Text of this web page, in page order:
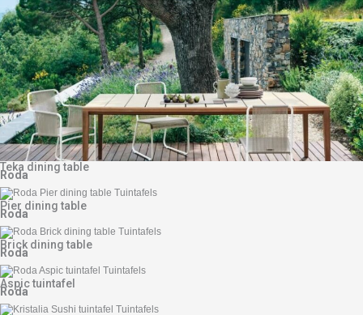
Teka dining table
Roda
Pier dining table
Roda
Brick dining table
Roda
Aspic tuintafel
Roda